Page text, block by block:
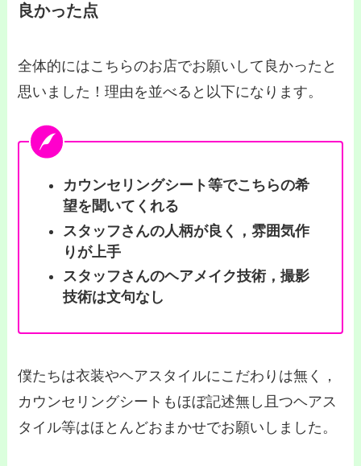
良かった点
全体的にはこちらのお店でお願いして良かったと
思いました！理由を並べると以下になります。
カウンセリングシート等でこちらの希
望を聞いてくれる
スタッフさんの人柄が良く，雰囲気作
りが上手
スタッフさんのヘアメイク技術，撮影
技術は文句なし
僕たちは衣装やヘアスタイルにこだわりは無く，
カウンセリングシートもほぼ記述無し且つヘアス
タイル等はほとんどおまかせでお願いしました。